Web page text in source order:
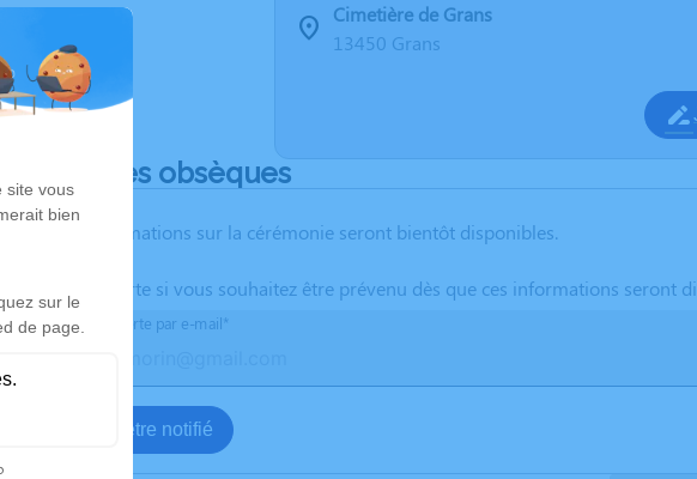
Cimetière de Grans
13450 Grans
Déroulé des obsèques
Les informations sur la cérémonie seront bientôt disponibles.
Activez une alerte si vous souhaitez être prévenu dès que ces informations seront
Recevoir une alerte par e-mail*
Je veux être notifié